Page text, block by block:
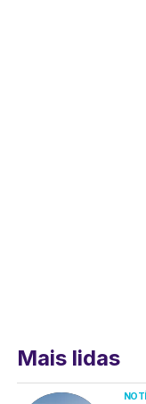
Mais lidas